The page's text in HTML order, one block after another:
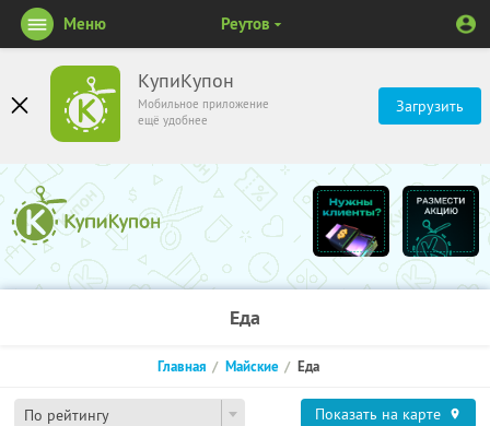
КупиКупон
Мобильное приложение
ещё удобнее
Загрузить
Меню Реутов
Еда
По рейтингу
Главная Майские Еда
Показать на карте